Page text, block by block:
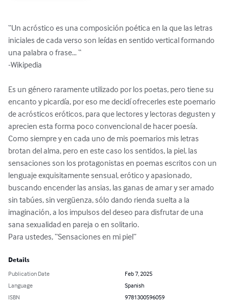
“Un acróstico es una composición poética en la que las letras
iniciales de cada verso son leídas en sentido vertical formando
una palabra o frase… “
-Wikipedia
Es un género raramente utilizado por los poetas, pero tiene su
encanto y picardía, por eso me decidí ofrecerles este poemario
de acrósticos eróticos, para que lectores y lectoras degusten y
aprecien esta forma poco convencional de hacer poesía.
Como siempre y en cada uno de mis poemarios mis letras
brotan del alma, pero en este caso los sentidos, la piel, las
sensaciones son los protagonistas en poemas escritos con un
lenguaje exquisitamente sensual, erótico y apasionado,
buscando encender las ansias, las ganas de amar y ser amado
sin tabúes, sin vergüenza, sólo dando rienda suelta a la
imaginación, a los impulsos del deseo para disfrutar de una
sana sexualidad en pareja o en solitario.
Para ustedes, “Sensaciones en mi piel”
Details
Publication Date
Feb 7, 2025
Language
Spanish
ISBN
9781300596059